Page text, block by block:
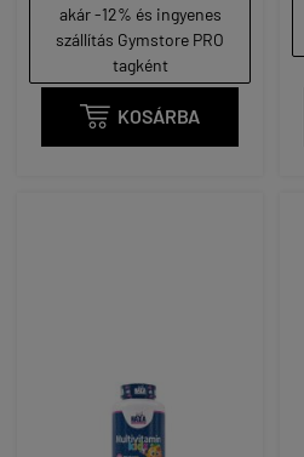
akár -12% és ingyenes
szállítás Gymstore PRO
tagként
 KOSÁRBA